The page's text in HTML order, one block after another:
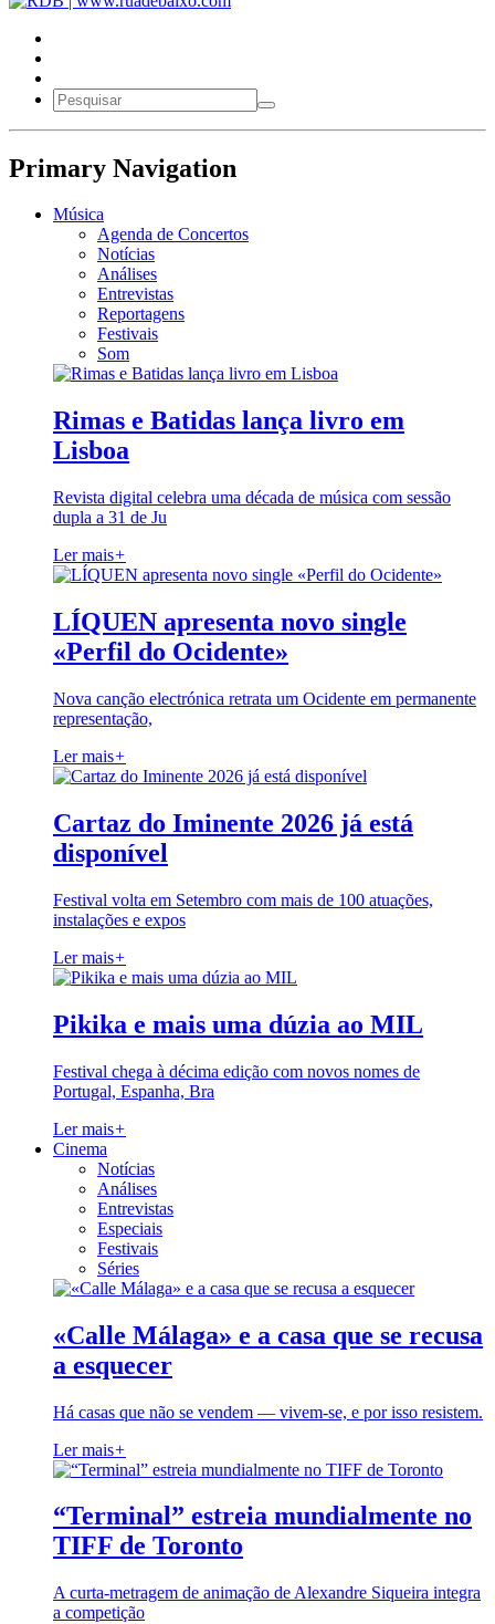
Primary Navigation
Música
Agenda de Concertos
Notícias
Análises
Entrevistas
Reportagens
Festivais
Som
Rimas e Batidas lança livro em
Lisboa
Revista digital celebra uma década de música com sessão
dupla a 31 de Ju
Ler mais+
LÍQUEN apresenta novo single
«Perfil do Ocidente»
Nova canção electrónica retrata um Ocidente em permanente
representação,
Ler mais+
Cartaz do Iminente 2026 já está
disponível
Festival volta em Setembro com mais de 100 atuações,
instalações e expos
Ler mais+
Pikika e mais uma dúzia ao MIL
Festival chega à décima edição com novos nomes de
Portugal, Espanha, Bra
Ler mais+
Cinema
Notícias
Análises
Entrevistas
Especiais
Festivais
Séries
«Calle Málaga» e a casa que se recusa
a esquecer
Há casas que não se vendem — vivem-se, e por isso resistem.
Ler mais+
“Terminal” estreia mundialmente no
TIFF de Toronto
A curta-metragem de animação de Alexandre Siqueira integra
a competição